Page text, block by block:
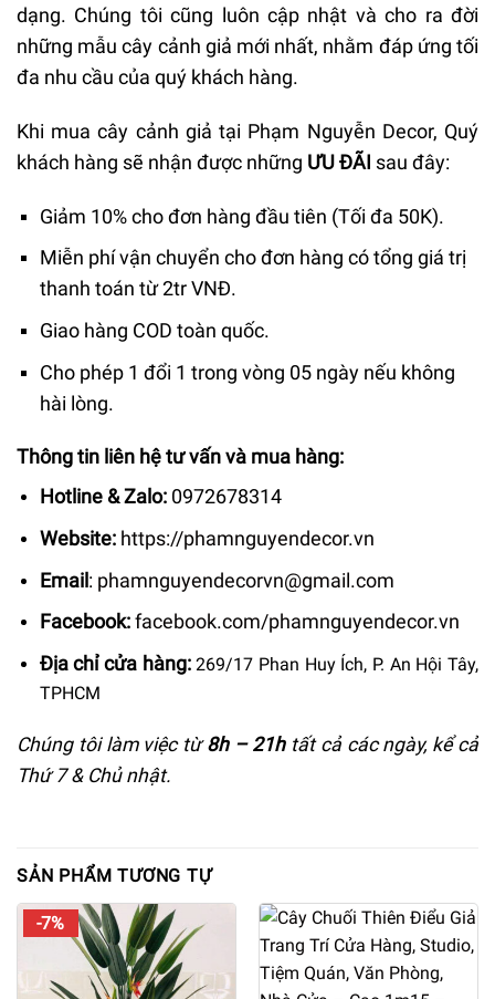
dạng. Chúng tôi cũng luôn cập nhật và cho ra đời
những mẫu cây cảnh giả mới nhất, nhằm đáp ứng tối
đa nhu cầu của quý khách hàng.
Khi mua cây cảnh giả tại Phạm Nguyễn Decor, Quý
khách hàng sẽ nhận được những ƯU ĐÃI sau đây:
Giảm 10% cho đơn hàng đầu tiên (Tối đa 50K).
Miễn phí vận chuyển cho đơn hàng có tổng giá trị
thanh toán từ 2tr VNĐ.
Giao hàng COD toàn quốc.
Cho phép 1 đổi 1 trong vòng 05 ngày nếu không
hài lòng.
Thông tin liên hệ tư vấn và mua hàng:
Hotline & Zalo: 0972678314
Website: https://phamnguyendecor.vn
Email : phamnguyendecorvn@gmail.com
Facebook: facebook.com/phamnguyendecor.vn
Địa chỉ cửa hàng:269/17 Phan Huy Ích, P. An Hội Tây,
TPHCM
Chúng tôi làm việc từ8h – 21h tất cả các ngày, kể cả
Thứ 7 & Chủ nhật.
SẢN PHẨM TƯƠNG TỰ
-7%